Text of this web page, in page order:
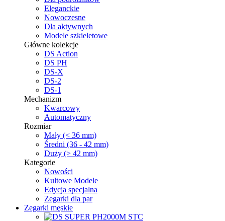
Eleganckie
Nowoczesne
Dla aktywnych
Modele szkieletowe
Główne kolekcje
DS Action
DS PH
DS-X
DS-2
DS-1
Mechanizm
Kwarcowy
Automatyczny
Rozmiar
Mały (< 36 mm)
Średni (36 - 42 mm)
Duży (> 42 mm)
Kategorie
Nowości
Kultowe Modele
Edycja specjalna
Zegarki dla par
Zegarki męskie